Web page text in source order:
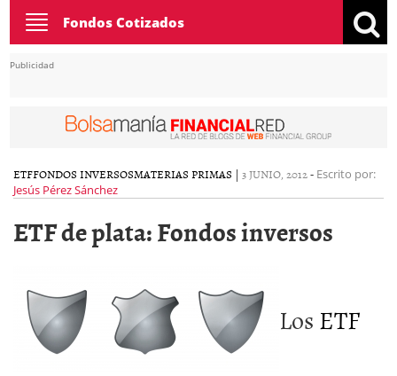
Toggle
navigation
Fondos Cotizados
Publicidad
ETFFONDOS INVERSOSMATERIAS PRIMAS | 3 JUNIO, 2012- Escrito por:
Jesús Pérez Sánchez
ETF de plata: Fondos inversos
LosETF